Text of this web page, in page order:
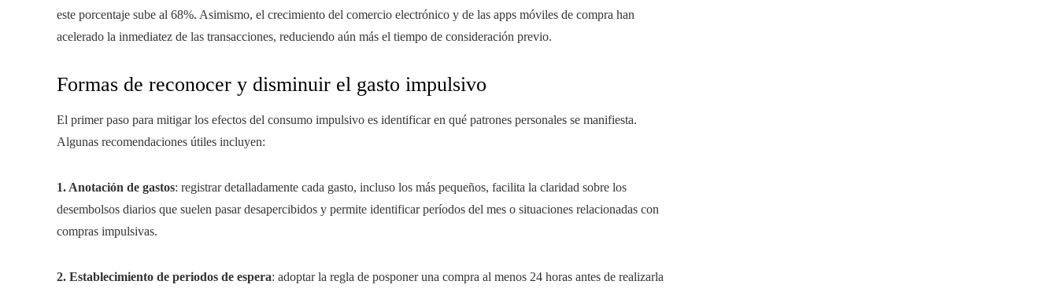
este porcentaje sube al 68%. Asimismo, el crecimiento del comercio electrónico y de las apps móviles de compra han
acelerado la inmediatez de las transacciones, reduciendo aún más el tiempo de consideración previo.
Formas de reconocer y disminuir el gasto impulsivo
El primer paso para mitigar los efectos del consumo impulsivo es identificar en qué patrones personales se manifiesta.
Algunas recomendaciones útiles incluyen:
1. Anotación de gastos: registrar detalladamente cada gasto, incluso los más pequeños, facilita la claridad sobre los
desembolsos diarios que suelen pasar desapercibidos y permite identificar períodos del mes o situaciones relacionadas con
compras impulsivas.
2. Establecimiento de periodos de espera: adoptar la regla de posponer una compra al menos 24 horas antes de realizarla